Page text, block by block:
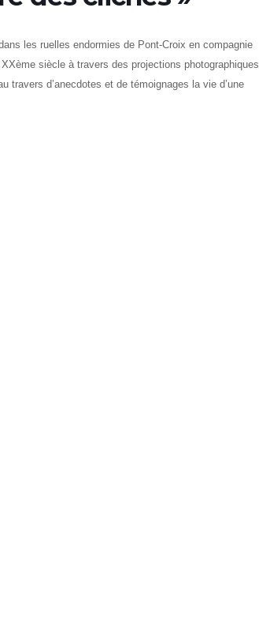
les ruelles endormies de Pont-Croix en compagnie
siècle à travers des projections photographiques
travers d’anecdotes et de témoignages la vie d’une